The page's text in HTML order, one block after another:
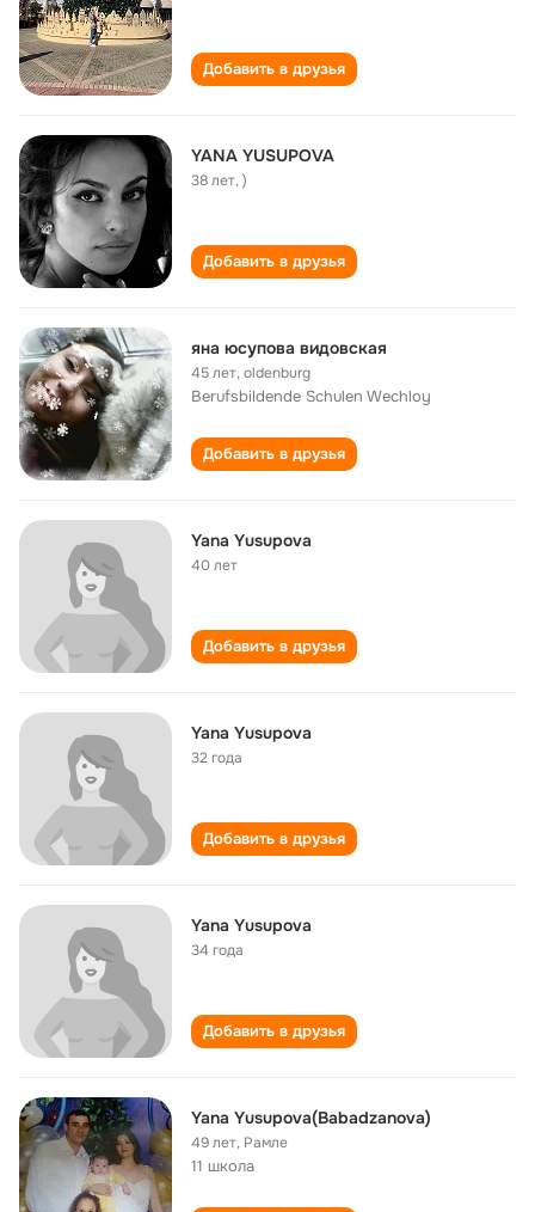
Добавить в друзья
YANA YUSUPOVA
38 лет,)
Добавить в друзья
яна юсупова видовская
45 лет,oldenburg
Berufsbildende Schulen Wechloy
Добавить в друзья
Yana Yusupova
40 лет
Добавить в друзья
Yana Yusupova
32 года
Добавить в друзья
Yana Yusupova
34 года
Добавить в друзья
Yana Yusupova(Babadzanova)
49 лет, Рамле
11 школа